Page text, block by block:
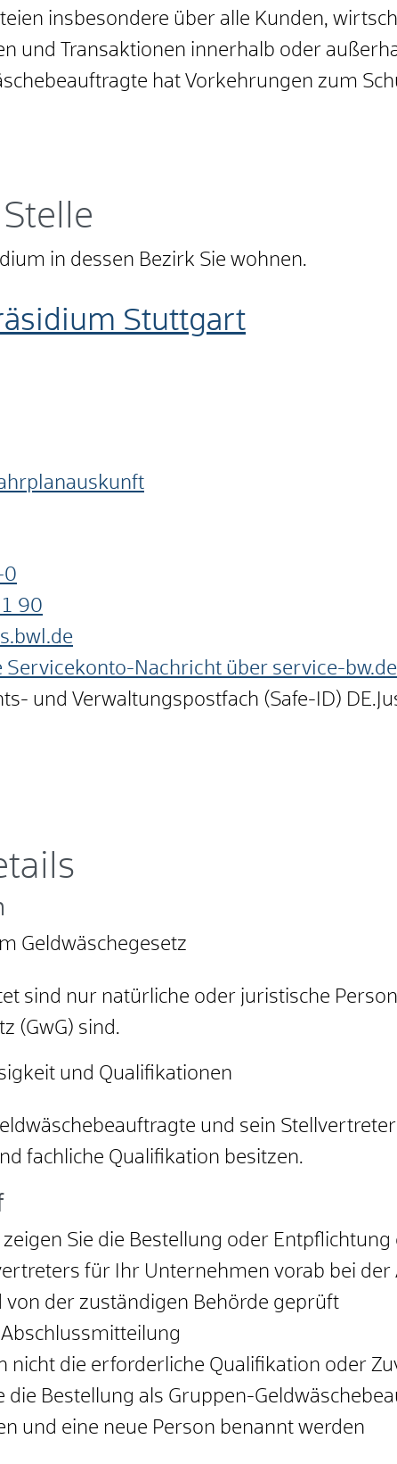
insbesondere über alle Kunden,
und Transaktionen innerhalb oder
hat Vorkehrungen zum
in dessen Bezirk Sie wohnen.
Stuttgart
0
90
Servicekonto-Nachricht über service-
und Verwaltungspostfach (Safe-ID)
Geldwäschegesetz
sind nur natürliche oder juristische
(GwG) sind.
und Qualifikationen
und sein
fachliche Qualifikation besitzen.
Sie die Bestellung oder
für Ihr Unternehmen vorab bei der
von der zuständigen Behörde geprüft
nicht die erforderliche Qualifikation oder
die Bestellung als Gruppen-
und eine neue Person benannt werden